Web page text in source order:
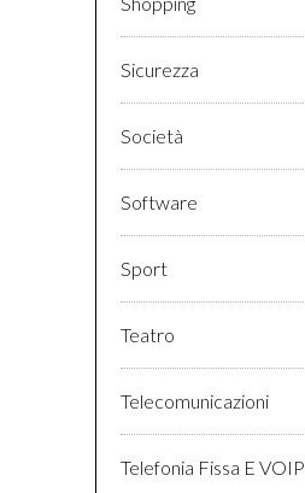
Sicurezza
Società
Software
Sport
Teatro
Telecomunicazioni
Telefonia Fissa E VOIP